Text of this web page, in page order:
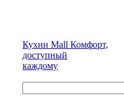
Кухни Mall Комфорт,
доступный
каждому